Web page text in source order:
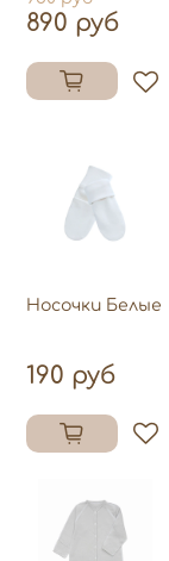
890 руб
Носочки Белые
190 руб